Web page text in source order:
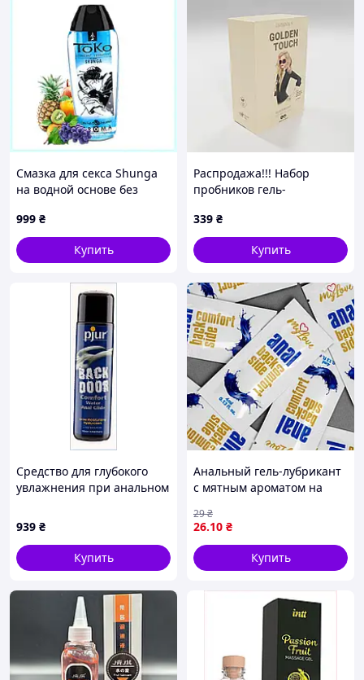
Смазка для секса Shunga
на водной основе без
999 ₴
Купить
Распродажа!!! Набор
пробников гель-
Golden Touch 10 x 4 мл
(срок 04.2027) Sexual
Fantasy
339 ₴
Купить
Средство для глубокого
увлажнения при анальном
939 ₴
Купить
Анальный гель-лубрикант
с мятным ароматом на
максимального комфорта
MyLove Anal Back Side
Comfort, 4 мл
26.10 ₴
29₴
Купить